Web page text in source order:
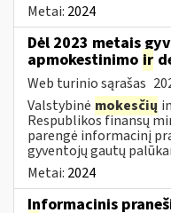
Metai: 2024
Dėl 2023 metais
apmokestinimo ir
Web turinio sąrašas
Valstybinė mokesčių
Respublikos finansų
parengė informacinį
gyventojų gautų
Metai: 2024
Informacinis